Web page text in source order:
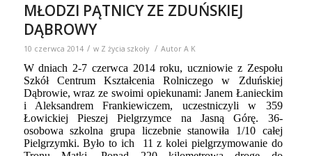
osobowa szkolna grupa liczebnie stanowiła 1/10 całej
Pielgrzymki. Było to ich
11 z kolei pielgrzymowanie do
Tronu Matki. Ponad 220 kilometrową drogę do
Częstochowy przeszli pod hasłem: „Z Maryją wierzę w
Syna Bożego”, nawiązującym bezpośrednio do
tegorocznego tematu Roku Duszpasterskiego. Treści, jakie
wypełniały czas wspólnego pielgrzymowania, to m.in.
modlitwy, śpiewy (prowadzone także przez młodzież),
konferencje, oraz
pogłębiona refleksja religijna. Ponadto,
poprzez wcześniej przygotowaną oprawę (transparenty,
flagi, wyraziste koszulki), uczniowie mocno podkreślali
swoją obecność na pielgrzymim szlaku. Najlepszym na to